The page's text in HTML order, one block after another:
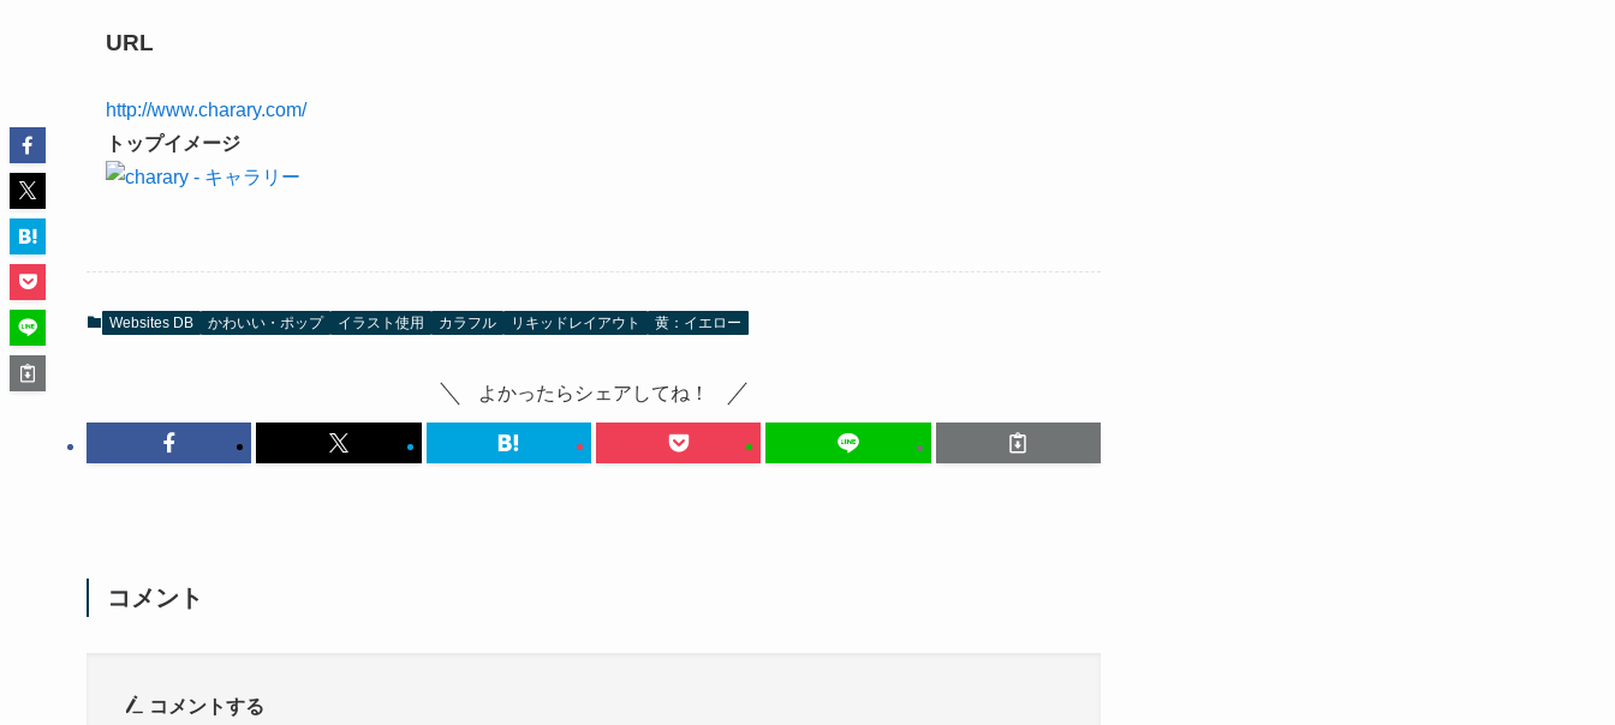
URL
http://www.charary.com/
トップイメージ
Websites DB かわいい・ポップ イラスト使用 カラフル リキッドレイアウト 黄：イエロー
よかったらシェアしてね！
コメント
コメントする